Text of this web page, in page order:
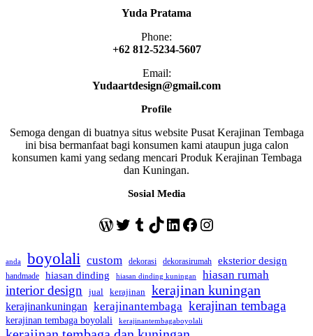
Yuda Pratama
Phone:
+62 812-5234-5607
Email:
Yudaartdesign@gmail.com
Profile
Semoga dengan di buatnya situs website Pusat Kerajinan Tembaga
ini bisa bermanfaat bagi konsumen kami ataupun juga calon
konsumen kami yang sedang mencari Produk Kerajinan Tembaga
dan Kuningan.
Sosial Media
WordPress
Twitter
Tumblr
TikTok
LinkedIn
Facebook
Instagram
anda boyolali custom dekorasi dekorasirumah eksterior design
handmade hiasan dinding hiasan dinding kuningan hiasan rumah
interior design jual kerajinan kerajinan kuningan
kerajinankuningan kerajinantembaga kerajinan tembaga
kerajinan tembaga boyolali kerajinantembagaboyolali